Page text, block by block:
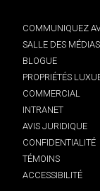
COMMUNIQUEZ
SALLE DES MÉDIAS
BLOGUE
PROPRIÉTÉS
COMMERCIAL
INTRANET
AVIS JURIDIQUE
CONFIDENTIALITÉ
TÉMOINS
ACCESSIBILITÉ